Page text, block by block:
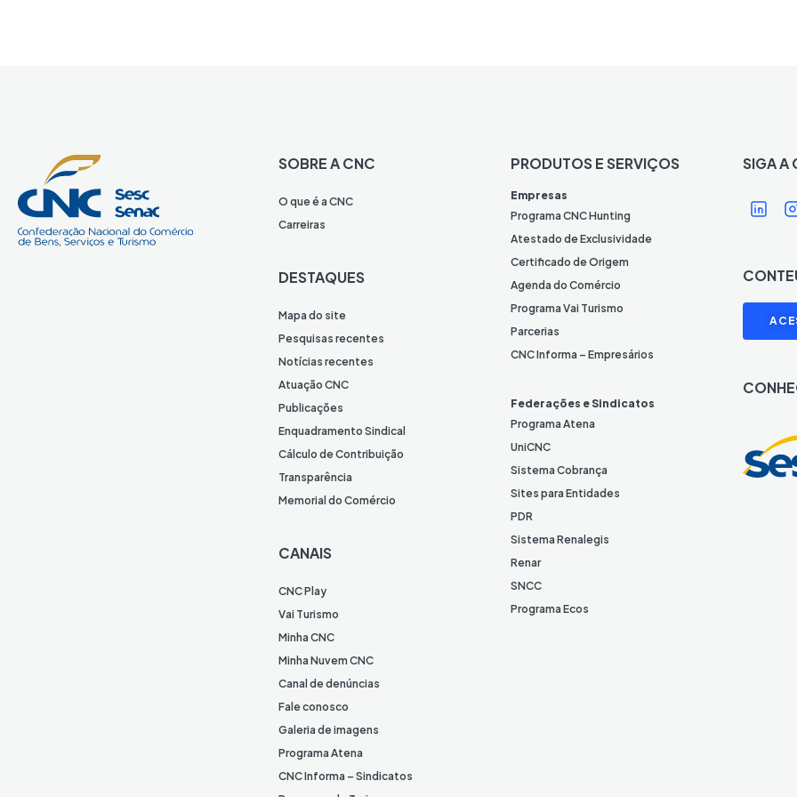
SOBRE A CNC
O que é a CNC
Carreiras
DESTAQUES
Mapa do site
Pesquisas recentes
Notícias recentes
Atuação CNC
Publicações
Enquadramento Sindical
Cálculo de Contribuição
Transparência
Memorial do Comércio
CANAIS
CNC Play
Vai Turismo
Minha CNC
Minha Nuvem CNC
Canal de denúncias
Fale conosco
Galeria de imagens
Programa Atena
CNC Informa – Sindicatos
PRODUTOS E SERVIÇOS
Empresas
Programa CNC Hunting
Atestado de Exclusividade
Certificado de Origem
Agenda do Comércio
Programa Vai Turismo
Parcerias
CNC Informa – Empresários
Federações e Sindicatos
Programa Atena
UniCNC
Sistema Cobrança
Sites para Entidades
PDR
Sistema Renalegis
Renar
SNCC
Programa Ecos
SIGA A
Í
c
n
e
L
i
k
e
I
n
Í
I